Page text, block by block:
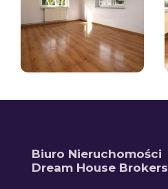
Biuro Nieruchomości
Dream House Brokers